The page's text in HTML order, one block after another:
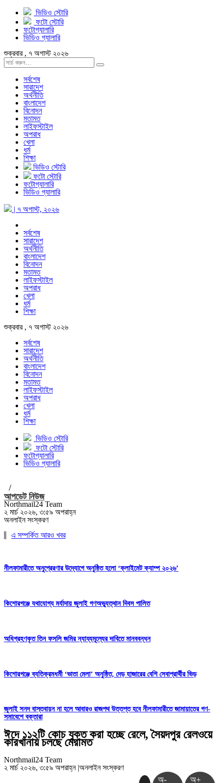
ভিডিও স্টোরি
ফটো স্টোরি
ফটোগ্যালারি
ভিডিও গ্যালারি
শুক্রবার , ৭ অগাস্ট ২০২৬
সর্বশেষ
সারাদেশ
অর্থনীতি
বাংলাদেশ
বিনোদন
মতামত
লাইফস্টাইল
অপরাধ
খেলা
ধর্ম
শিক্ষা
ভিডিও স্টোরি
ফটো স্টোরি
ফটোগ্যালারি
ভিডিও গ্যালারি
| ৭ অগাস্ট, ২০২৬
সর্বশেষ
সারাদেশ
অর্থনীতি
বাংলাদেশ
বিনোদন
মতামত
লাইফস্টাইল
অপরাধ
খেলা
ধর্ম
শিক্ষা
শুক্রবার , ৭ অগাস্ট ২০২৬
সর্বশেষ
সারাদেশ
অর্থনীতি
বাংলাদেশ
বিনোদন
মতামত
লাইফস্টাইল
অপরাধ
খেলা
ধর্ম
শিক্ষা
ভিডিও স্টোরি
ফটো স্টোরি
ফটোগ্যালারি
ভিডিও গ্যালারি
/
আপডেট নিউজ
Northmail24 Team
২ মার্চ ২০২৬, ৩:৫৯ অপরাহ্ন
অনলাইন সংস্করণ
এ সম্পর্কিত আরও খবর
নীলফামারীতে অনুপ্রেরণার উদ্যোগে অনুষ্ঠিত হলো ‘ক্লাইমেট ক্যাম্প ২০২৬’
কিশোরগঞ্জে যথাযোগ্য মর্যাদায় জুলাই গণঅভ্যুত্থান দিবস পালিত
অধিগ্রহণকৃত তিন ফসলি জমির ন্যায্যমূল্যের দাবিতে মানববন্ধন
কিশোরগঞ্জে ব্যতিক্রমধর্মী ‘ভাতা মেলা’ অনুষ্ঠিত, দেড় হাজারের বেশি সেবাপ্রার্থীর ভিড়
জুলাই সনদ বাস্তবায়ন না হলে আবারও রাজপথ উত্তপ্ত হবে নীলফামারীতে জামায়াতের গণ-
সমাবেশে বক্তারা
ঈদে ১১২টি কোচ যুক্ত করা হচ্ছে রেলে, সৈয়দপুর রেলওয়ে
কারখানায় চলছে মেরামত
Northmail24 Team
২ মার্চ ২০২৬, ৩:৫৯ অপরাহ্ন |অনলাইন সংস্করণ
অ- অ+